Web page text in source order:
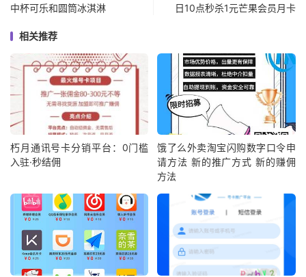
中杯可乐和圆筒冰淇淋
日10点秒杀1元芒果会员月卡
相关推荐
朽月通讯号卡分销平台：0门槛
入驻·秒结佣
饿了么外卖淘宝闪购数字口令申
请方法 新的推广方式 新的赚佣
方法